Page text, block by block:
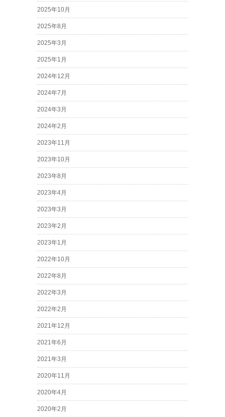
2025年10月
2025年8月
2025年3月
2025年1月
2024年12月
2024年7月
2024年3月
2024年2月
2023年11月
2023年10月
2023年8月
2023年4月
2023年3月
2023年2月
2023年1月
2022年10月
2022年8月
2022年3月
2022年2月
2021年12月
2021年6月
2021年3月
2020年11月
2020年4月
2020年2月